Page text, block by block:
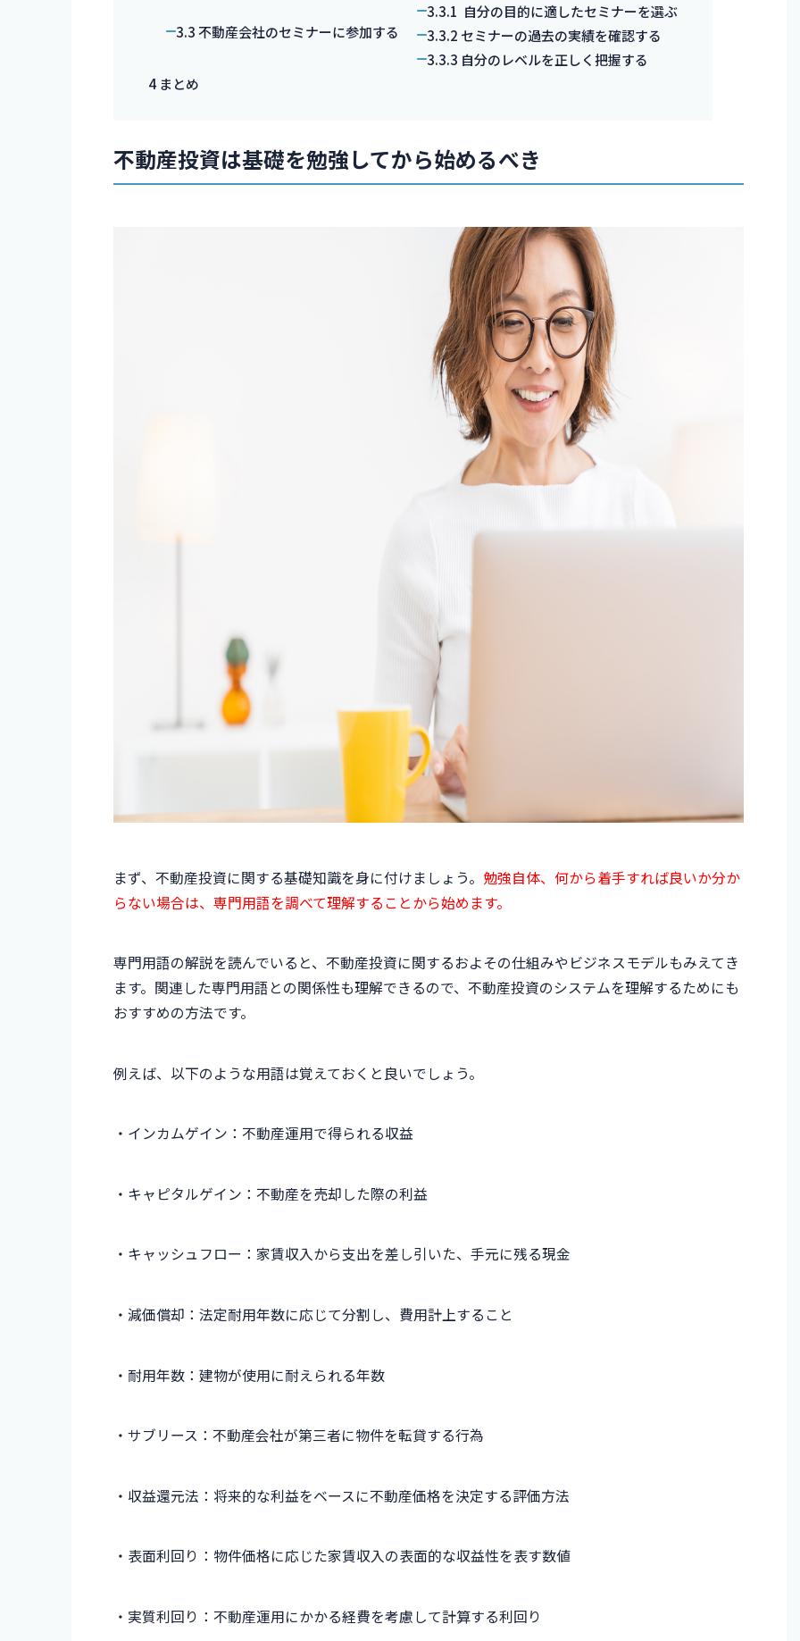
3.3不動産会社のセミナーに参加する
3.3.1 自分の目的に適したセミナーを選ぶ
3.3.2 セミナーの過去の実績を確認する
3.3.3 自分のレベルを正しく把握する
4まとめ
不動産投資は基礎を勉強してから始めるべき
まず、不動産投資に関する基礎知識を身に付けましょう。 勉強自体、何から着手すれば良いか分か
らない場合は、専門用語を調べて理解することから始めます。
専門用語の解説を読んでいると、不動産投資に関するおよその仕組みやビジネスモデルもみえてき
ます。関連した専門用語との関係性も理解できるので、不動産投資のシステムを理解するためにも
おすすめの方法です。
例えば、以下のような用語は覚えておくと良いでしょう。
・インカムゲイン：不動産運用で得られる収益
・キャピタルゲイン：不動産を売却した際の利益
・キャッシュフロー：家賃収入から支出を差し引いた、手元に残る現金
・減価償却：法定耐用年数に応じて分割し、費用計上すること
・耐用年数：建物が使用に耐えられる年数
・サブリース：不動産会社が第三者に物件を転貸する行為
・収益還元法：将来的な利益をベースに不動産価格を決定する評価方法
・表面利回り：物件価格に応じた家賃収入の表面的な収益性を表す数値
・実質利回り：不動産運用にかかる経費を考慮して計算する利回り